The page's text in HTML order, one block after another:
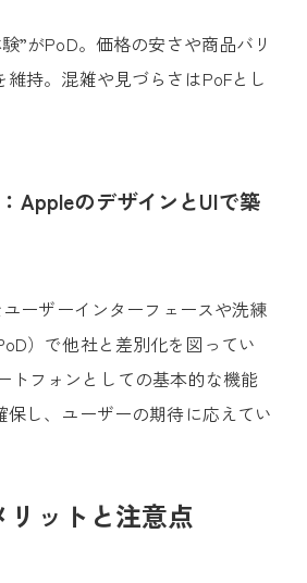
”がPoD。価格の安さや商品バリ
維持。混雑や見づらさはPoFとし
AppleのデザインとUIで築
ーザーインターフェースや洗練
）で他社と差別化を図ってい
トフォンとしての基本的な機能
保し、ユーザーの期待に応えてい
リットと注意点